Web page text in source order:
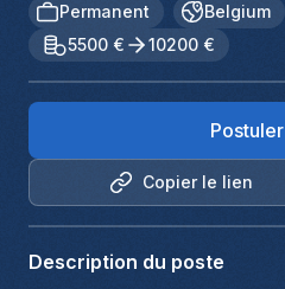
Permanent Belgium
5500 €
10200 €
Copier le lien
Postuler
Description du poste